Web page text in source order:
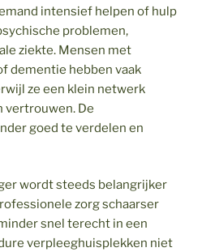
intensief helpen of hulp
problemen,
ziekte. Mensen met
dementie hebben vaak
ze een klein netwerk
vertrouwen. De
goed te verdelen en
wordt steeds belangrijker
zorg schaarser
snel terecht in een
verpleeghuisplekken niet